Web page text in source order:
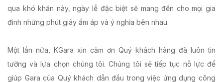
qua khó khăn này, ngày lễ đặc biệt sẽ mang đến cho mọi gia
đình những phút giây ấm áp và ý nghĩa bên nhau.
Một lần nữa, KGara xin cảm ơn Quý khách hàng đã luôn tin
tưởng và lựa chọn chúng tôi. Chúng tôi sẽ tiếp tục nỗ lực để
giúp Gara của Quý khách dẫn đầu trong việc ứng dụng công